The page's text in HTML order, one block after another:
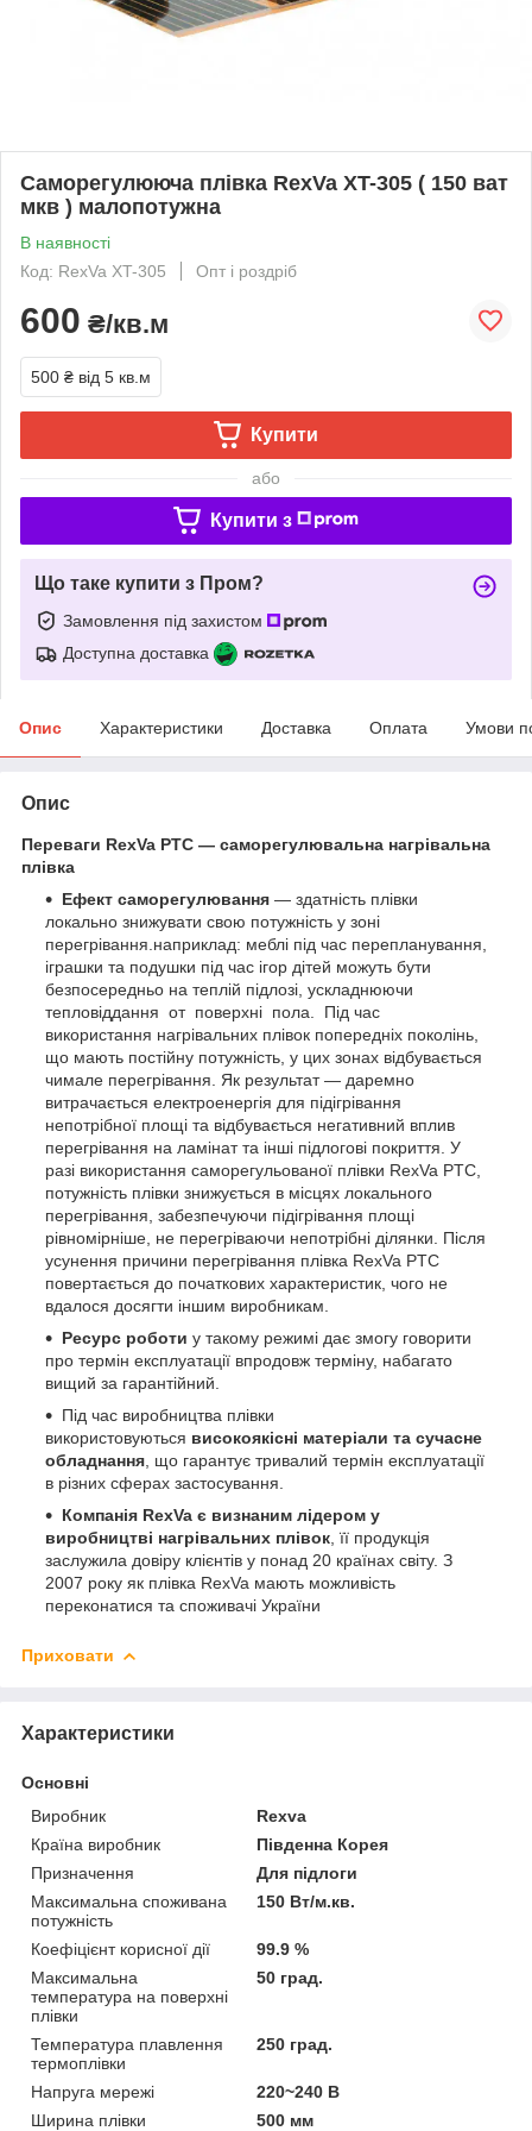
Саморегулююча плівка RexVa XT-305 ( 150 ват
мкв ) малопотужна
В наявності
Код: RexVa XT-305
Опт і роздріб
600 ₴/кв.м
500 ₴ від 5 кв.м
Купити
або
Купити з
Що таке купити з Пром?
Замовлення під захистом
Доступна доставка
Опис Характеристики Доставка Оплата Умови
Опис
Переваги RexVa PTC — саморегулювальна нагрівальна
плівка
Ефект саморегулювання — здатність плівки
локально знижувати свою потужність у зоні
перегрівання.наприклад: меблі під час перепланування,
іграшки та подушки під час ігор дітей можуть бути
безпосередньо на теплій підлозі, ускладнюючи
тепловіддання от поверхні пола. Під час
використання нагрівальних плівок попередніх поколінь,
що мають постійну потужність, у цих зонах відбувається
чимале перегрівання. Як результат — даремно
витрачається електроенергія для підігрівання
непотрібної площі та відбувається негативний вплив
перегрівання на ламінат та інші підлогові покриття. У
разі використання саморегульованої плівки RexVa PTC,
потужність плівки знижується в місцях локального
перегрівання, забезпечуючи підігрівання площі
рівномірніше, не перегріваючи непотрібні ділянки. Після
усунення причини перегрівання плівка RexVa PTC
повертається до початкових характеристик, чого не
вдалося досягти іншим виробникам.
Ресурс роботи у такому режимі дає змогу говорити
про термін експлуатації впродовж терміну, набагато
вищий за гарантійний.
Під час виробництва плівки
використовуються високоякісні матеріали та сучасне
обладнання , що гарантує тривалий термін експлуатації
в різних сферах застосування.
Компанія RexVa є визнаним лідером у
виробництві нагрівальних плівок , її продукція
заслужила довіру клієнтів у понад 20 країнах світу. З
2007 року як плівка RexVa мають можливість
переконатися та споживачі України
Приховати
Характеристики
Основні
Виробник
Rexva
Країна виробник
Південна Корея
Призначення
Для підлоги
Максимальна споживана
потужність
150 Вт/м.кв.
Коефіцієнт корисної дії
99.9 %
Максимальна
температура на поверхні
плівки
50 град.
Температура плавлення
термоплівки
250 град.
Напруга мережі
220~240 В
Ширина плівки
500 мм